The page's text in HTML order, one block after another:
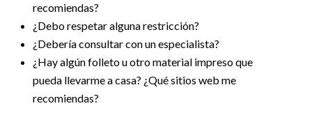
recomiendas?
¿Debo respetar alguna restricción?
¿Debería consultar con un especialista?
¿Hay algún folleto u otro material impreso que
pueda llevarme a casa? ¿Qué sitios web me
recomiendas?